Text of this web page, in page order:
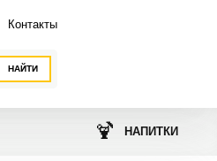
НАЙТИ
Контакты
🍹 НАПИТКИ